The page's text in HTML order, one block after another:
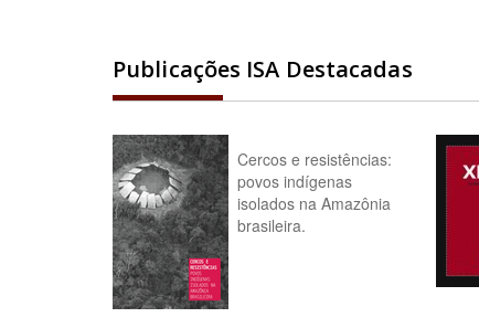
Publicações ISA Destacadas
Cercos e resistências:
povos indígenas
isolados na Amazônia
brasileira.